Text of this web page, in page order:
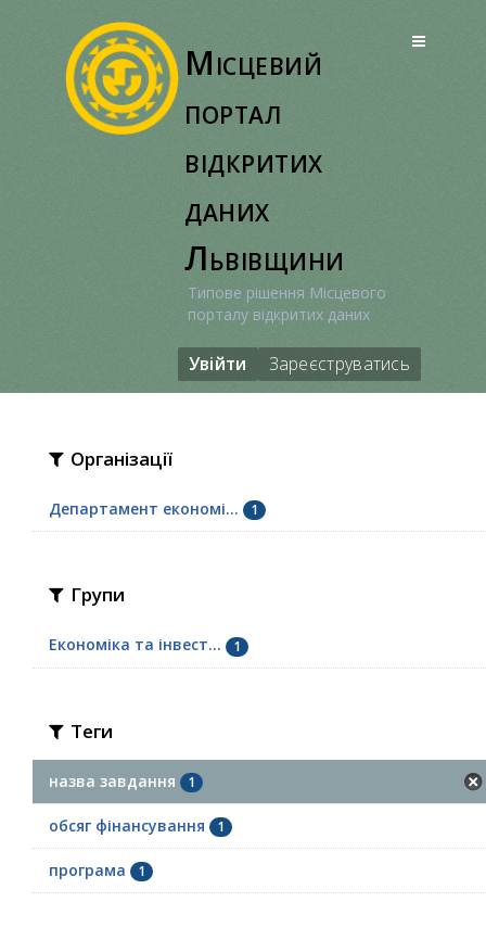
Місцевий
портал
відкритих
даних
Львівщини
Типове рішення Місцевого
порталу відкритих даних
Увійти Зареєструватись
Організації
Департамент економі... 1
Групи
Економіка та інвест... 1
Теги
назва завдання 1
обсяг фінансування 1
програма 1